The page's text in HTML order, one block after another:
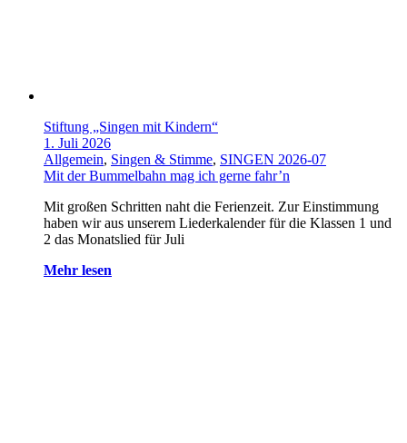
Stiftung „Singen mit Kindern“
1. Juli 2026
Allgemein, Singen & Stimme, SINGEN 2026-07
Mit der Bummelbahn mag ich gerne fahr’n
Mit großen Schritten naht die Ferienzeit. Zur Einstimmung
haben wir aus unserem Liederkalender für die Klassen 1 und
2 das Monatslied für Juli
Mehr lesen